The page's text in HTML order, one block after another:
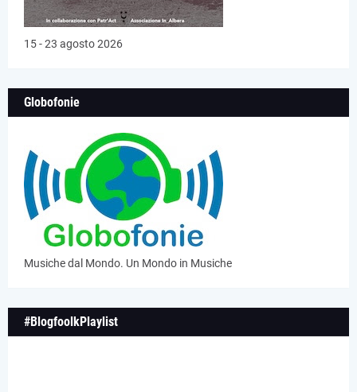
15 - 23 agosto 2026
Globofonie
Musiche dal Mondo. Un Mondo in Musiche
#BlogfoolkPlaylist